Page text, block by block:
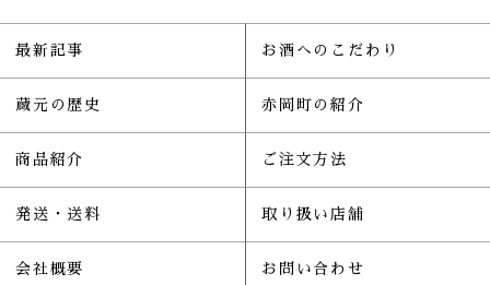
最新記事 お酒へのこだわり
蔵元の歴史 赤岡町の紹介
商品紹介 ご注文方法
発送・送料 取り扱い店舗
会社概要 お問い合わせ